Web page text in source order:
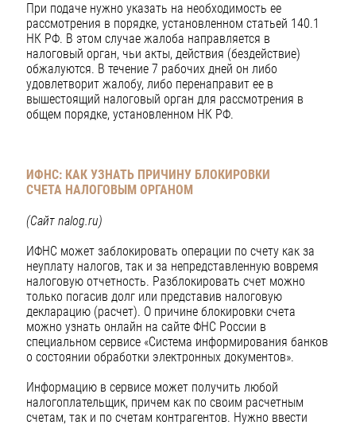
При подаче нужно указать на необходимость ее
рассмотрения в порядке, установленном статьей 140.1
НК РФ. В этом случае жалоба направляется в
налоговый орган, чьи акты, действия (бездействие)
обжалуются. В течение 7 рабочих дней он либо
удовлетворит жалобу, либо перенаправит ее в
вышестоящий налоговый орган для рассмотрения в
общем порядке, установленном НК РФ.
ИФНС: КАК УЗНАТЬ ПРИЧИНУ БЛОКИРОВКИ
СЧЕТА НАЛОГОВЫМ ОРГАНОМ
(Сайт nalog.ru)
ИФНС может заблокировать операции по счету как за
неуплату налогов, так и за непредставленную вовремя
налоговую отчетность. Разблокировать счет можно
только погасив долг или представив налоговую
декларацию (расчет). О причине блокировки счета
можно узнать онлайн на сайте ФНС России в
специальном сервисе «Система информирования банков
о состоянии обработки электронных документов».
Информацию в сервисе может получить любой
налогоплательщик, причем как по своим расчетным
счетам, так и по счетам контрагентов. Нужно ввести